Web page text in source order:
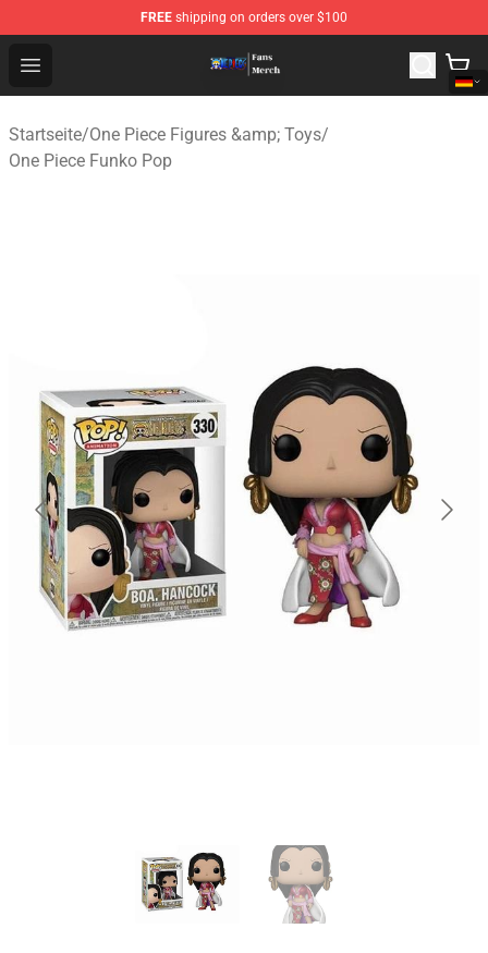
FREE shipping on orders over $100
Open menu
One Piece Store - Official One Piece Merchandise Shop
Startseite/One Piece Figures &amp; Toys/
One Piece Funko Pop